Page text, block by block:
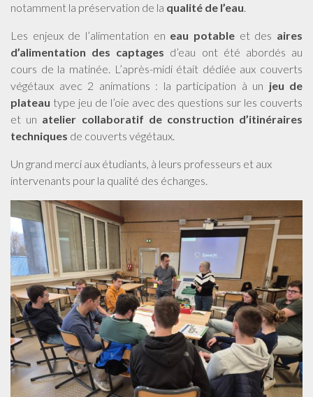
notamment la préservation de la qualité de l’eau.
Les enjeux de l’alimentation en eau potable et des aires
d’alimentation des captages d’eau ont été abordés au
cours de la matinée. L’après-midi était dédiée aux couverts
végétaux avec 2 animations : la participation à un jeu de
plateau type jeu de l’oie avec des questions sur les couverts
et un atelier collaboratif de construction d’itinéraires
techniques de couverts végétaux.
Un grand merci aux étudiants, à leurs professeurs et aux
intervenants pour la qualité des échanges.